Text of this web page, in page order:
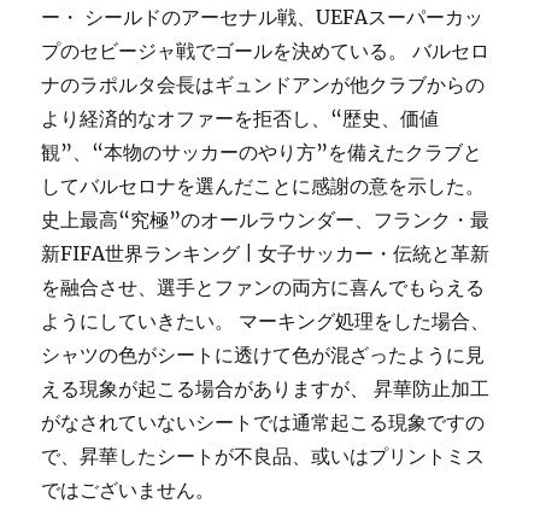
ー・ シールドのアーセナル戦、UEFAスーパーカッ
プのセビージャ戦でゴールを決めている。 バルセロ
ナのラポルタ会長はギュンドアンが他クラブからの
より経済的なオファーを拒否し、“歴史、価値
観”、“本物のサッカーのやり方”を備えたクラブと
してバルセロナを選んだことに感謝の意を示した。
史上最高“究極”のオールラウンダー、フランク・最
新FIFA世界ランキング | 女子サッカー・伝統と革新
を融合させ、選手とファンの両方に喜んでもらえる
ようにしていきたい。 マーキング処理をした場合、
シャツの色がシートに透けて色が混ざったように見
える現象が起こる場合がありますが、 昇華防止加工
がなされていないシートでは通常起こる現象ですの
で、昇華したシートが不良品、或いはプリントミス
ではございません。